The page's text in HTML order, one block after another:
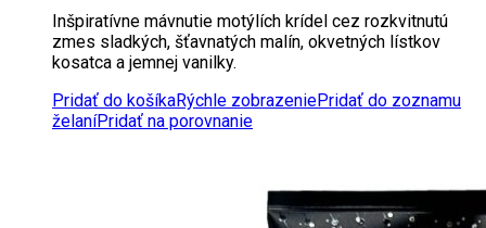
Inšpiratívne mávnutie motýlích krídel cez rozkvitnutú
zmes sladkých, šťavnatých malín, okvetných lístkov
kosatca a jemnej vanilky.
Pridať do košíkaRýchle zobrazeniePridať do zoznamu
želaníPridať na porovnanie